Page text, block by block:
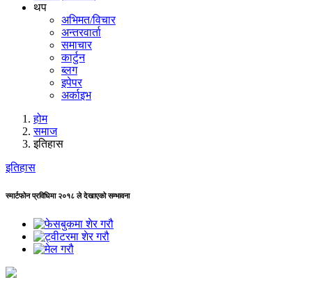
थप
अभिमत/विचार
अन्तरवार्ता
समाचार
कार्टुन
ब्लग
इपेपर
अर्काइभ
होम
समाज
इतिहास
इतिहास
स्मार्टफोन प्रविधिमा २०१८ ले देखाएको सम्भावना